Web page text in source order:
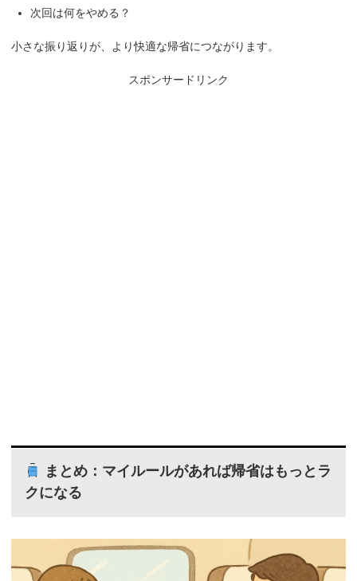
次回は何をやめる？
小さな振り返りが、より快適な帰省につながります。
スポンサードリンク
まとめ：マイルールがあれば帰省はもっとラ
クになる